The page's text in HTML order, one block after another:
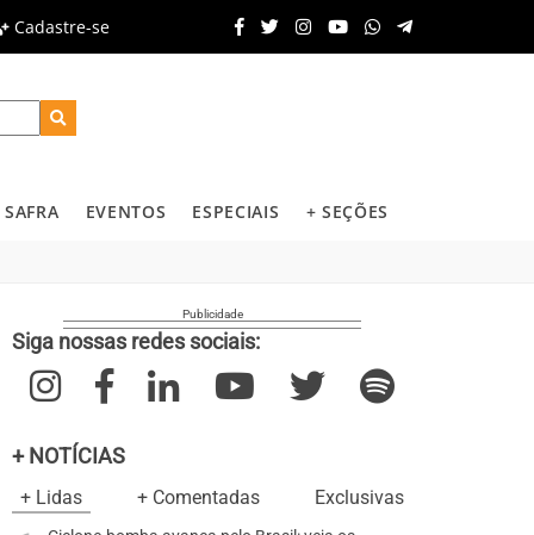
Cadastre-se
SAFRA EVENTOS ESPECIAIS + SEÇÕES
Siga nossas redes sociais:
+ NOTÍCIAS
+ Lidas + Comentadas Exclusivas